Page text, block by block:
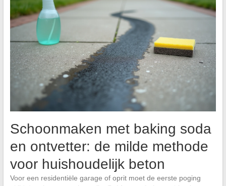
Schoonmaken met baking soda
en ontvetter: de milde methode
voor huishoudelijk beton
Voor een residentiële garage of oprit moet de eerste poging